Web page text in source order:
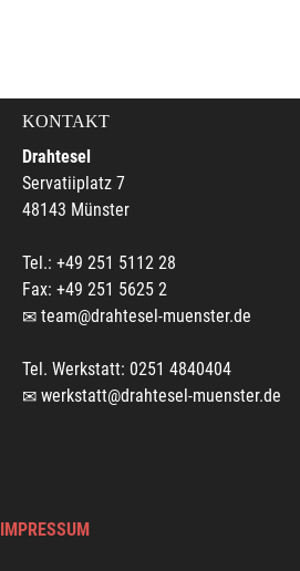
KONTAKT
Drahtesel
Servatiiplatz 7
48143 Münster
Tel.: +49 251 5112 28
Fax: +49 251 5625 2
team@drahtesel-muenster.de
Tel. Werkstatt: 0251 4840404
werkstatt@drahtesel-muenster.de
IMPRESSUM